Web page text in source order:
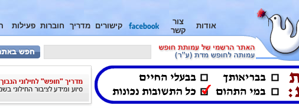
אודות
צור
קשר
קישורים מדריך חוברות פעילות